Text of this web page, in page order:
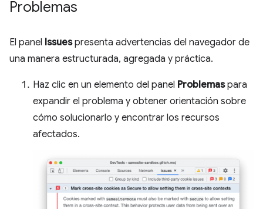
Problemas
El panel Issuespresenta advertencias del navegador de
una manera estructurada, agregada y práctica.
Haz clic en un elemento del panel Problemaspara
expandir el problema y obtener orientación sobre
cómo solucionarlo y encontrar los recursos
afectados.